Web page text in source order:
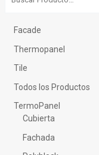
Facade
Thermopanel
Tile
Todos los Productos
TermoPanel
Cubierta
Fachada